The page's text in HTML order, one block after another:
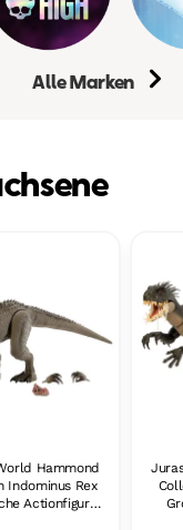
Alle Marken
Hammond
Indominus Rex
Actionfigur